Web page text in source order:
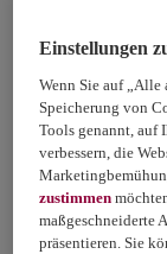
Einstellungen
Wenn Sie auf
Speicherung von
Tools genannt, auf
verbessern, die
zustimmen
maßgeschneiderte
präsentieren. Sie